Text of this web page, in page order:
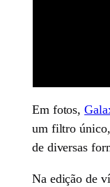
Em fotos,
um filtro único,
de diversas
Na edição de